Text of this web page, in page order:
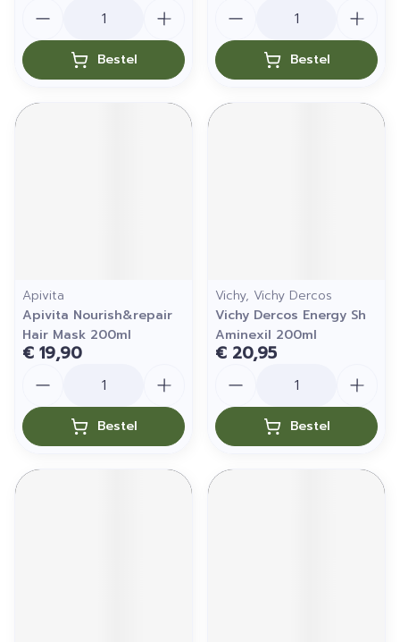
Bestel Bestel
Apivita
Apivita Nourish&repair
Hair Mask 200ml
€ 19,90
Bestel
Vichy, Vichy Dercos
Vichy Dercos Energy Sh
Aminexil 200ml
€ 20,95
Bestel